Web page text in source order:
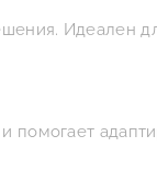
Идеален